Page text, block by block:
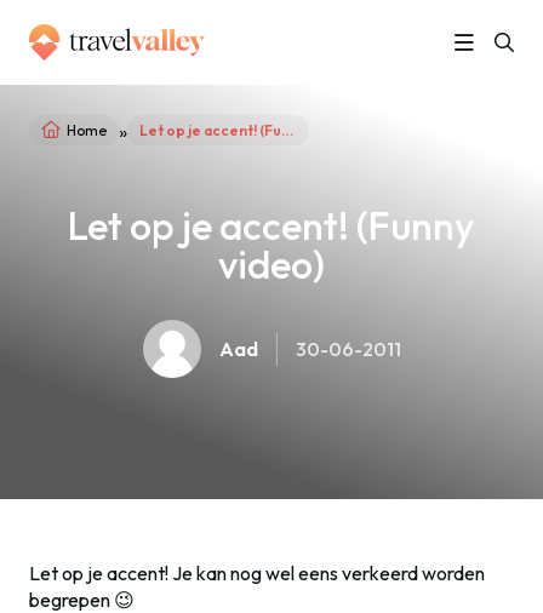
Home » Let op je accent! (Funny video)
Let op je accent! (Funny
video)
Aad 30-06-2011
Let op je accent! Je kan nog wel eens verkeerd worden
begrepen 😉